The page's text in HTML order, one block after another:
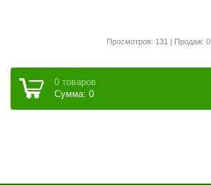
Просмотров: 131 | Продаж: 0
0 товаров
Сумма: 0